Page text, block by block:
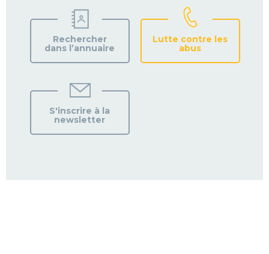
Rechercher
dans l’annuaire
Lutte contre les
abus
S'inscrire à la
newsletter